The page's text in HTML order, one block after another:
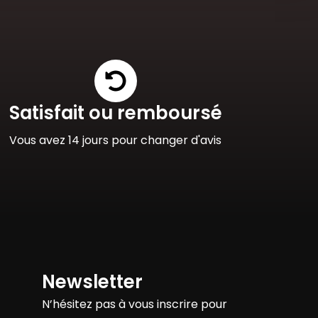
Satisfait ou remboursé
Vous avez 14 jours pour changer d'avis
Newsletter
N’hésitez pas à vous inscrire pour